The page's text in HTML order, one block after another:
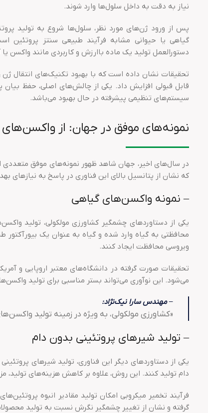
نیاز به دقت به داخل سلول‌ها وارد شوند.
پس از ورود ژن‌های مورد نظر، سلول‌ها شروع به تولید
گیاهی یا حیوانی مشابه فرآیند طبیعی سنتز پروتئین
دستورالعمل تولید یک ماده باارزش و کاربردی مانند واکسن
تحقیقات نشان داده است که با بهبود تکنیک‌های انتقال
قابل قبولی افزایش داد. یکی از چالش‌های اصلی، حفظ بیان
سیستم‌های تنظیمی پیشرفته در حال بهبود می‌باشد.
نمونه‌های موفق در جهان: از واکسن‌های
در سال‌های اخیر، جهان شاهد ظهور نمونه‌های موفق متعددی
که نشان از پتانسیل بالای این فناوری در پاسخ به نیازهای
– نمونه واکسن‌های گیاهی
یکی از دستاوردهای چشمگیر کشاورزی مولکولی، تولید
ویروسی محافظت ایجاد کنند.
تحقیقات صورت گرفته در دانشگاه‌های معتبر اروپایی و
می‌شود. این نوآوری می‌تواند بستر مناسبی برای تولید
– مهندس سارا نیک‌نژاد:
«کشاورزی مولکولی، به ویژه در زمینه تولید
– تولید شیرهای پروتئینی بدون دام
دام تولید کنند. این روش، علاوه بر کاهش هزینه‌های تولید،
فرآیند تخمیر میکروبی امکان تولید مقادیر انبوه
گرفته و نشان از تغییر چشمگیر نگرش نسبت به تولید